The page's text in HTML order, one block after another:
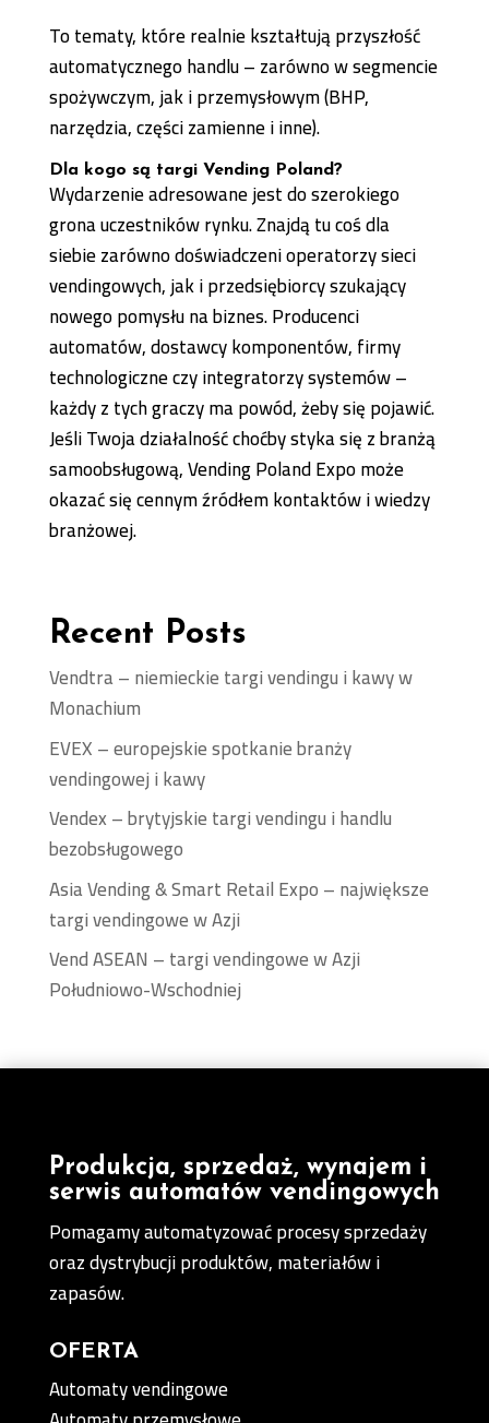
To tematy, które realnie kształtują przyszłość
automatycznego handlu – zarówno w segmencie
spożywczym, jak i przemysłowym (BHP,
narzędzia, części zamienne i inne).
Dla kogo są targi Vending Poland?
Wydarzenie adresowane jest do szerokiego
grona uczestników rynku. Znajdą tu coś dla
siebie zarówno doświadczeni operatorzy sieci
vendingowych, jak i przedsiębiorcy szukający
nowego pomysłu na biznes. Producenci
automatów, dostawcy komponentów, firmy
technologiczne czy integratorzy systemów –
każdy z tych graczy ma powód, żeby się pojawić.
Jeśli Twoja działalność choćby styka się z branżą
samoobsługową, Vending Poland Expo może
okazać się cennym źródłem kontaktów i wiedzy
branżowej.
Recent Posts
Vendtra – niemieckie targi vendingu i kawy w
Monachium
EVEX – europejskie spotkanie branży
vendingowej i kawy
Vendex – brytyjskie targi vendingu i handlu
bezobsługowego
Asia Vending & Smart Retail Expo – największe
targi vendingowe w Azji
Vend ASEAN – targi vendingowe w Azji
Południowo-Wschodniej
Produkcja, sprzedaż, wynajem i
serwis automatów vendingowych
Pomagamy automatyzować procesy sprzedaży
oraz dystrybucji produktów, materiałów i
zapasów.
OFERTA
Automaty vendingowe